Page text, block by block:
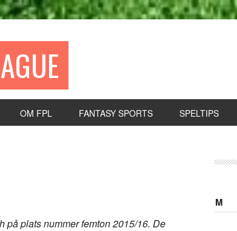
OM FPL FANTASY SPORTS SPELTIPS
på plats nummer femton 2015/16. De
M